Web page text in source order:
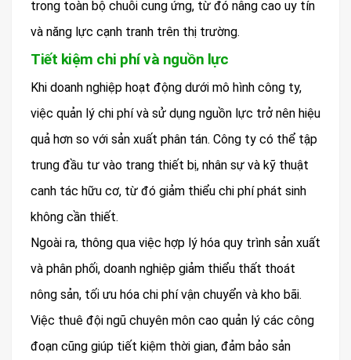
trong toàn bộ chuỗi cung ứng, từ đó nâng cao uy tín
và năng lực cạnh tranh trên thị trường.
Tiết kiệm chi phí và nguồn lực
Khi doanh nghiệp hoạt động dưới mô hình công ty,
việc quản lý chi phí và sử dụng nguồn lực trở nên hiệu
quả hơn so với sản xuất phân tán. Công ty có thể tập
trung đầu tư vào trang thiết bị, nhân sự và kỹ thuật
canh tác hữu cơ, từ đó giảm thiểu chi phí phát sinh
không cần thiết.
Ngoài ra, thông qua việc hợp lý hóa quy trình sản xuất
và phân phối, doanh nghiệp giảm thiểu thất thoát
nông sản, tối ưu hóa chi phí vận chuyển và kho bãi.
Việc thuê đội ngũ chuyên môn cao quản lý các công
đoạn cũng giúp tiết kiệm thời gian, đảm bảo sản